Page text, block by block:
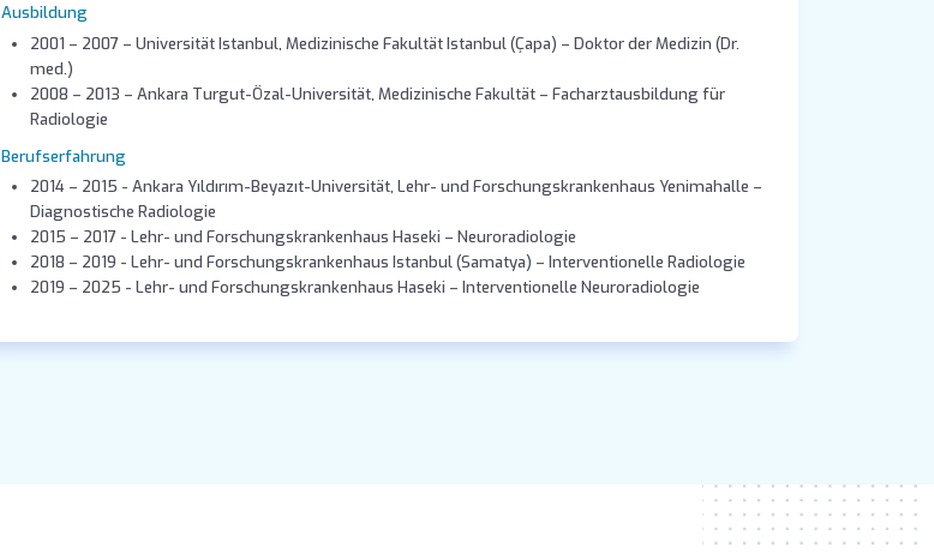
Ausbildung
2001 – 2007 – Universität Istanbul, Medizinische Fakultät Istanbul (Çapa) – Doktor der Medizin (Dr.
med.)
2008 – 2013 – Ankara Turgut-Özal-Universität, Medizinische Fakultät – Facharztausbildung für
Radiologie
Berufserfahrung
2014 – 2015 - Ankara Yıldırım-Beyazıt-Universität, Lehr- und Forschungskrankenhaus Yenimahalle –
Diagnostische Radiologie
2015 – 2017 - Lehr- und Forschungskrankenhaus Haseki – Neuroradiologie
2018 – 2019 - Lehr- und Forschungskrankenhaus Istanbul (Samatya) – Interventionelle Radiologie
2019 – 2025 - Lehr- und Forschungskrankenhaus Haseki – Interventionelle Neuroradiologie